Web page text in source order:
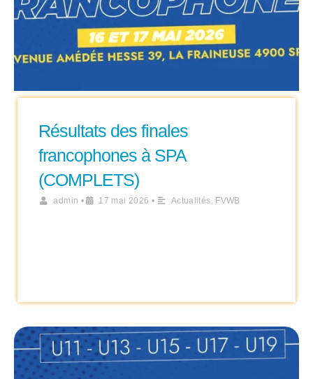
Résultats des finales
francophones à SPA
(COMPLETS)
admin • 17 mai 2026 • Actualités, FVWB